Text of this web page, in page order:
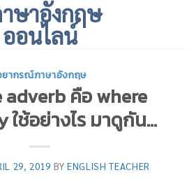
ยากรณ์ภาษาอังกฤษ
adverb คือ where
ใช้อย่างไร มาดูกัน…
29, 2019 BY ENGLISH TEACHER